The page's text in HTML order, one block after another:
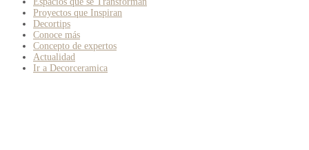
Proyectos que Inspiran
Decortips
Conoce más
Concepto de expertos
Actualidad
Ir a Decorceramica